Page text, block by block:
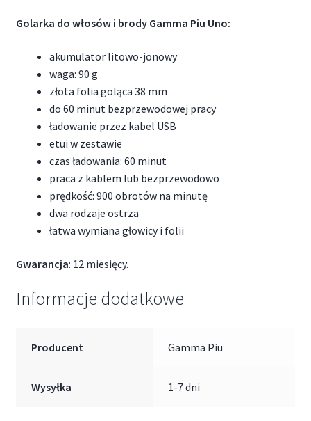
Golarka do włosów i brody Gamma Piu Uno:
akumulator litowo-jonowy
waga: 90 g
złota folia goląca 38 mm
do 60 minut bezprzewodowej pracy
ładowanie przez kabel USB
etui w zestawie
czas ładowania: 60 minut
praca z kablem lub bezprzewodowo
prędkość: 900 obrotów na minutę
dwa rodzaje ostrza
łatwa wymiana głowicy i folii
Gwarancja: 12 miesięcy.
Informacje dodatkowe
Producent Gamma Piu
Wysyłka 1-7 dni